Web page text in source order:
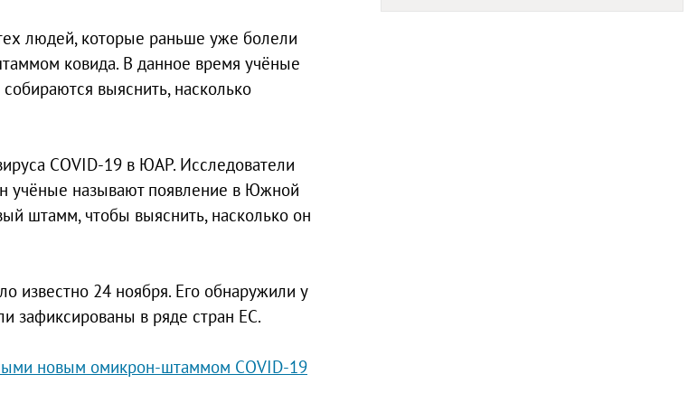
людей, которые раньше уже болели
ковида. В данное время учёные
выяснить, насколько
COVID-19 в ЮАР. Исследователи
учёные называют появление в Южной
штамм, чтобы выяснить, насколько он
известно 24 ноября. Его обнаружили у
зафиксированы в ряде стран ЕС.
новым омикрон-штаммом COVID-19